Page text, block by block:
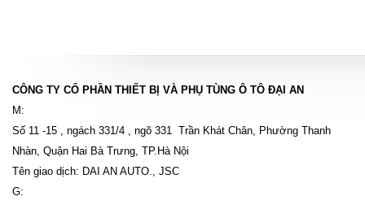
CÔNG TY CỔ PHẦN THIẾT BỊ VÀ PHỤ TÙNG Ô TÔ ĐẠI AN
M:
Số 11 -15 , ngách 331/4 , ngõ 331 Trần Khát Chân, Phường Thanh
Nhàn, Quận Hai Bà Trưng, TP.Hà Nội
Tên giao dịch: DAI AN AUTO., JSC
G: